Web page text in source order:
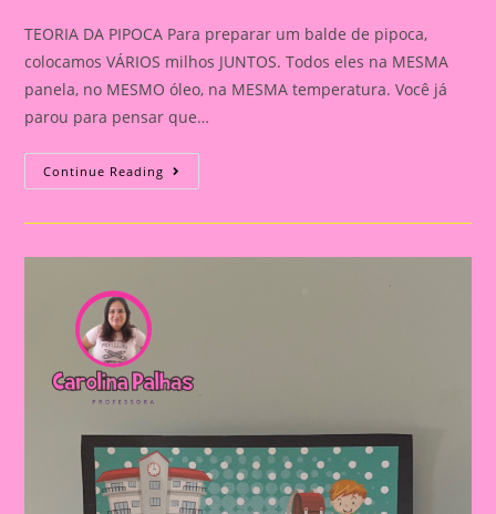
TEORIA DA PIPOCA Para preparar um balde de pipoca,
colocamos VÁRIOS milhos JUNTOS. Todos eles na MESMA
panela, no MESMO óleo, na MESMA temperatura. Você já
parou para pensar que…
Continue Reading Mensagem
Reunião
Pais|Teoria